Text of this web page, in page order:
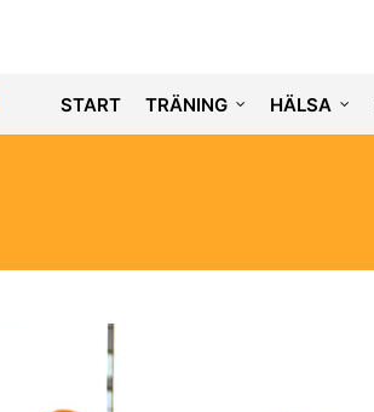
START TRÄNING HÄLSA